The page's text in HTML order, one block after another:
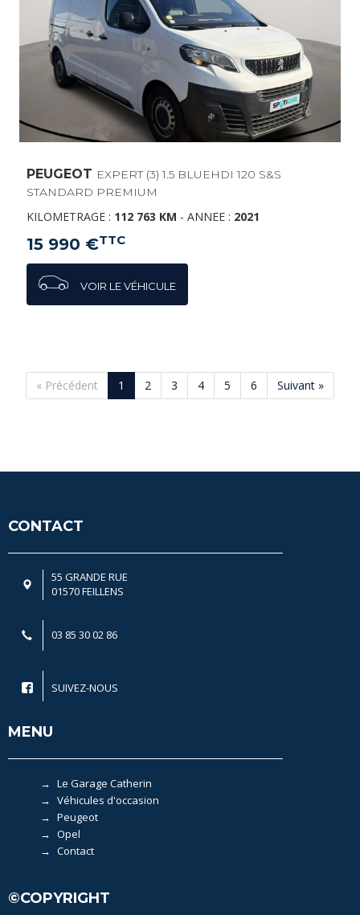
PEUGEOT EXPERT (3) 1.5 BLUEHDI 120 S&S
STANDARD PREMIUM
KILOMETRAGE : 112 763 KM - ANNEE : 2021
15 990 €TTC
VOIR LE VÉHICULE
« Précédent 1 2 3 4 5 6 Suivant »
CONTACT
55 GRANDE RUE
01570 FEILLENS
03 85 30 02 86
SUIVEZ-NOUS
MENU
Le Garage Catherin
Véhicules d'occasion
Peugeot
Opel
Contact
©COPYRIGHT